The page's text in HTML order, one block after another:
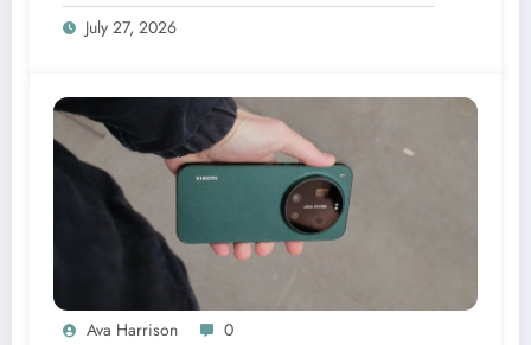
July 27, 2026
Ava Harrison 0